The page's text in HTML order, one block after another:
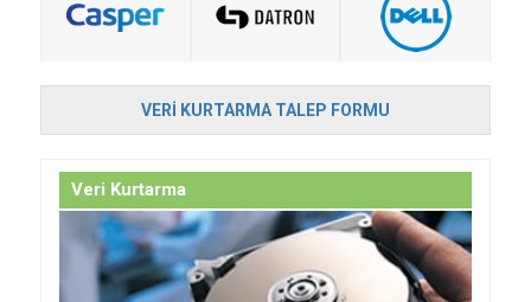
VERI KURTARMA TALEP FORMU
Veri Kurtarma